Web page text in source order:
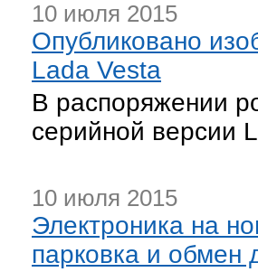
10 июля 2015
Опубликовано
Lada Vesta
В распоряжении
серийной версии
10 июля 2015
Электроника на
парковка и